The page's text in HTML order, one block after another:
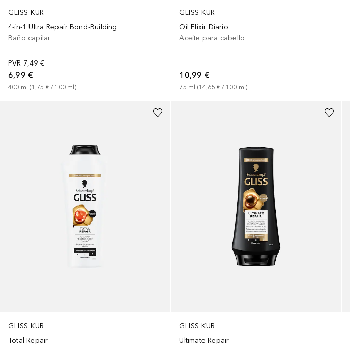
GLISS KUR
4-in-1 Ultra Repair Bond-Building
Baño capilar
PVR 7,49 €
6,99 €
400 ml (1,75 € / 100 ml)
GLISS KUR
Oil Elixir Diario
Aceite para cabello
10,99 €
75 ml (14,65 € / 100 ml)
GLISS KUR
Total Repair
GLISS KUR
Ultimate Repair